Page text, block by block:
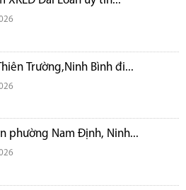
Trường,Ninh Bình đi...
phường Nam Định, Ninh...